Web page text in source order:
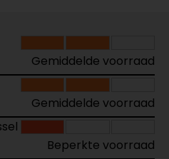
Gemiddelde voorraad
Gemiddelde voorraad
Beperkte voorraad